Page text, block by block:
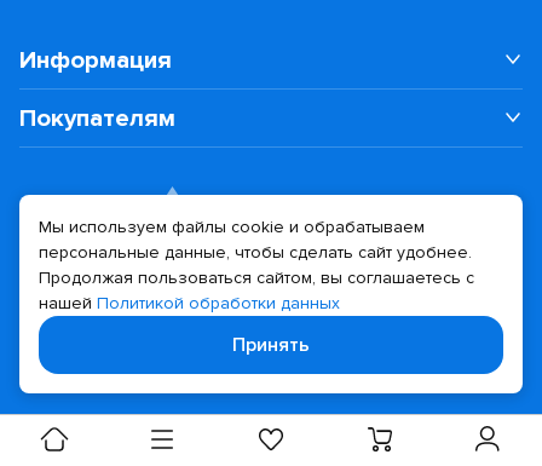
Информация
Покупателям
Политика конфиденциальности
Дизайн сайта Разработка сайта
Мы используем файлы cookie и обрабатываем
персональные данные, чтобы сделать сайт удобнее.
Продолжая пользоваться сайтом, вы соглашаетесь с
нашей Политикой обработки данных
Принять